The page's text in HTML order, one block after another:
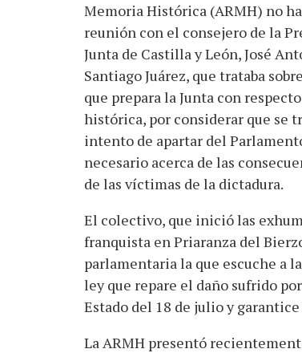
Memoria Histórica (ARMH) no
reunión con el consejero de la
Junta de Castilla y León, José
Santiago Juárez, que trataba
que prepara la Junta con
histórica, por considerar que se
intento de apartar del
necesario acerca de las
de las víctimas de la dictadura.
El colectivo, que inició las
franquista en Priaranza del
parlamentaria la que escuche a
ley que repare el daño sufrido
Estado del 18 de julio y
La ARMH presentó